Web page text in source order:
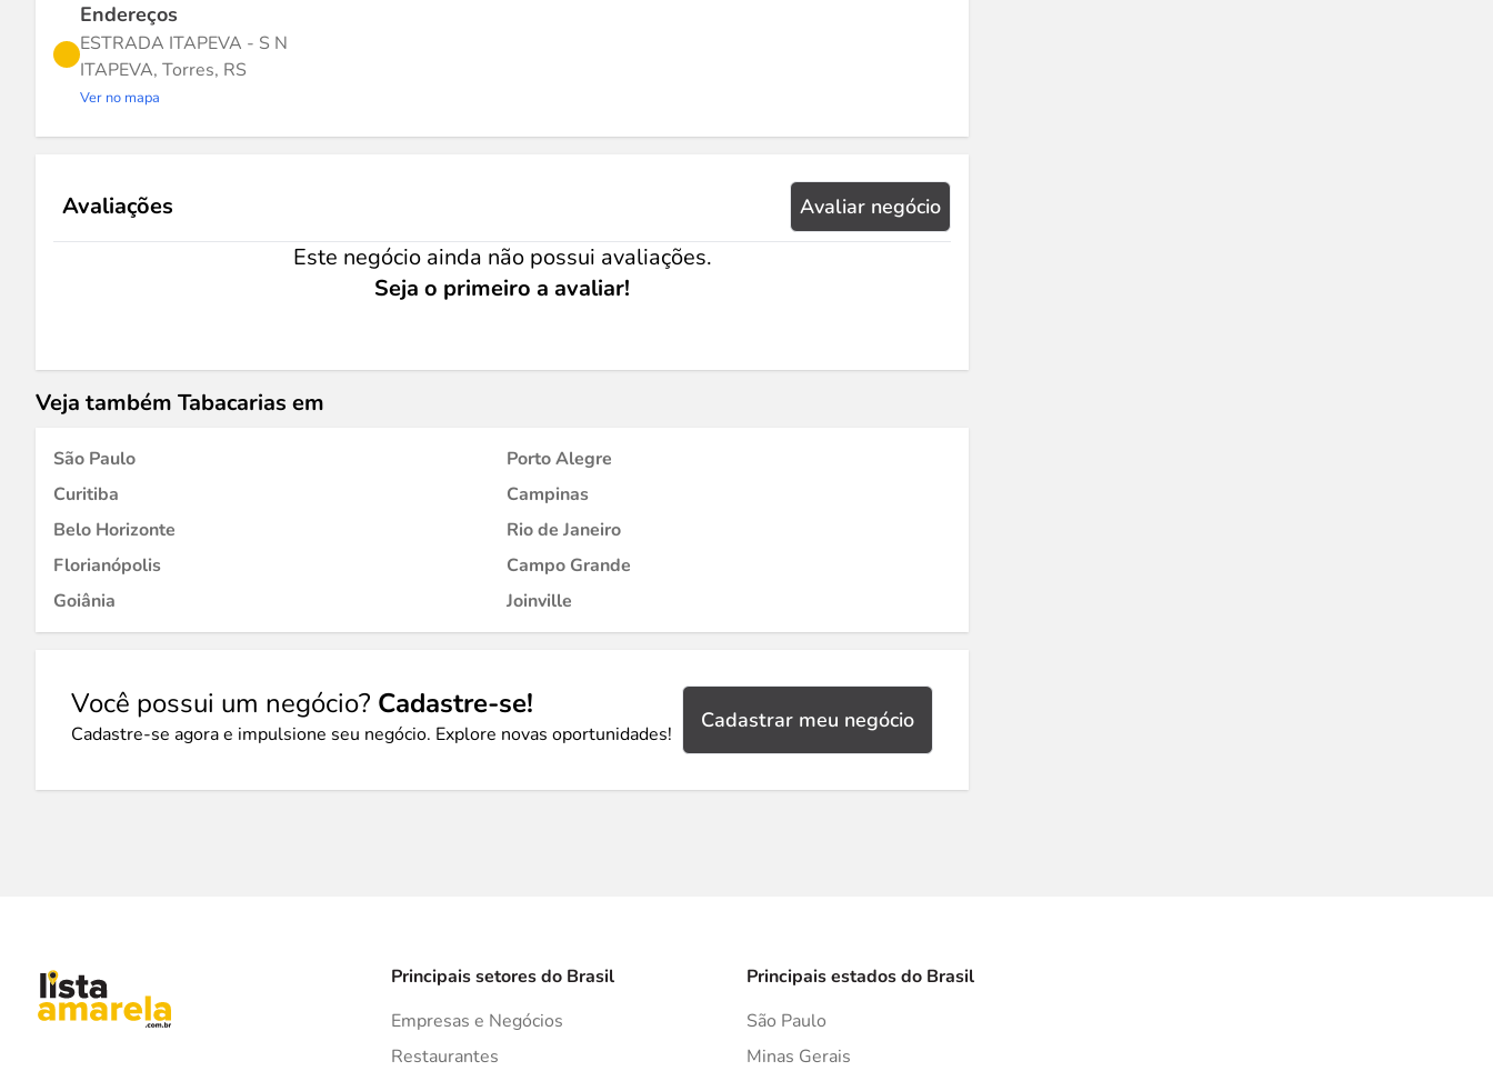
Endereços
ESTRADA ITAPEVA - S N
ITAPEVA, Torres, RS
Ver no mapa
Avaliações Avaliar negócio
Este negócio ainda não possui avaliações.
Seja o primeiro a avaliar!
Veja também Tabacarias em
São Paulo
Porto Alegre
Curitiba
Campinas
Belo Horizonte
Rio de Janeiro
Florianópolis
Campo Grande
Goiânia
Joinville
Você possui um negócio? Cadastre-se!
Cadastre-se agora e impulsione seu negócio. Explore novas oportunidades!
Cadastrar meu negócio
Principais setores do Brasil
Empresas e Negócios
Restaurantes
Principais estados do Brasil
São Paulo
Minas Gerais